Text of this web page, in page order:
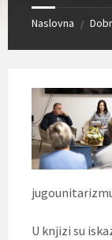
Naslovna /
U knjizi su